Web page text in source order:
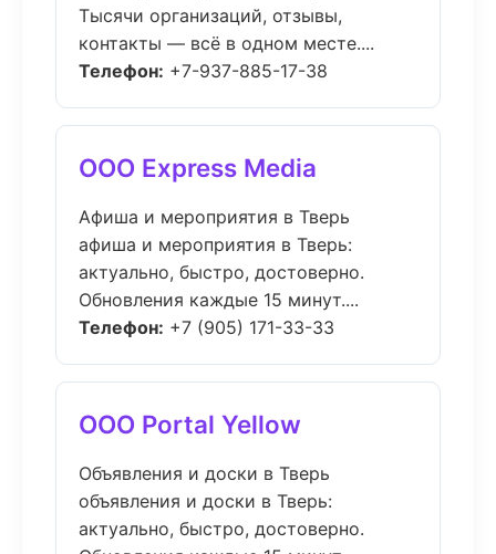
Тысячи организаций, отзывы,
контакты — всё в одном месте....
Телефон: +7-937-885-17-38
ООО Express Media
Афиша и мероприятия в Тверь
афиша и мероприятия в Тверь:
актуально, быстро, достоверно.
Обновления каждые 15 минут....
Телефон: +7 (905) 171-33-33
ООО Portal Yellow
Объявления и доски в Тверь
объявления и доски в Тверь:
актуально, быстро, достоверно.